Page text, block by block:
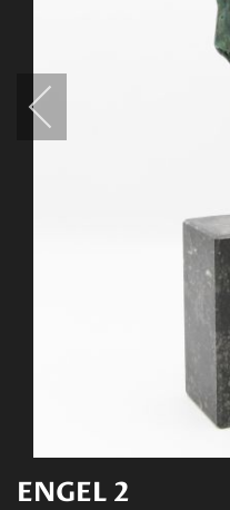
ENGEL 2